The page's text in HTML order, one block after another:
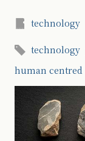
technology
technology
human centred